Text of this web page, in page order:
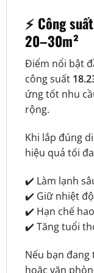
⚡ Công
20–30m²
Điểm nổi bật
công suất
ứng tốt nhu
rộng.
Khi lắp đúng
hiệu quả tối
✔️ Làm lạnh
✔️ Giữ nhiệt
✔️ Hạn chế
✔️ Tăng tuổi
Nếu bạn
hoặc văn